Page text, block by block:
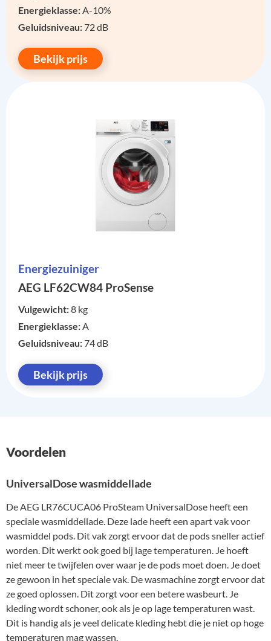
Energieklasse:A-10%
Geluidsniveau: 72 dB
Bekijk prijs
Energiezuiniger
AEG LF62CW84 ProSense
Vulgewicht:8 kg
Energieklasse:A
Geluidsniveau: 74 dB
Bekijk prijs
Voordelen
UniversalDose wasmiddellade
De AEG LR76CUCA06 ProSteam UniversalDose heeft een
speciale wasmiddellade. Deze lade heeft een apart vak voor
wasmiddel pods. Dit vak zorgt ervoor dat de pods sneller actief
worden. Dit werkt ook goed bij lage temperaturen. Je hoeft
niet meer te twijfelen over waar je de pods moet doen. Je doet
ze gewoon in het speciale vak. De wasmachine zorgt ervoor dat
ze goed oplossen. Dit zorgt voor een betere wasbeurt. Je
kleding wordt schoner, ook als je op lage temperaturen wast.
Dit is handig als je veel delicate kleding hebt die je niet op hoge
temperaturen mag wassen.